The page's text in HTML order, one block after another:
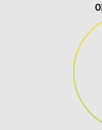
В
также